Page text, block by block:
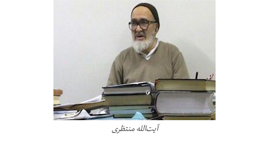
آیت‌الله منتظری